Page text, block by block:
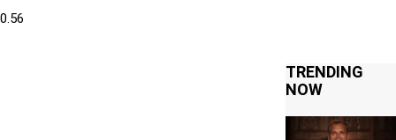
TRENDING
NOW